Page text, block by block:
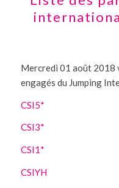
Mercredi 01 août 2018
engagés du Jumping
CSI5*
CSI3*
CSI1*
CSIYH